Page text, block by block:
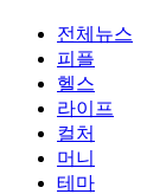
전체뉴스
피플
헬스
라이프
컬처
머니
테마